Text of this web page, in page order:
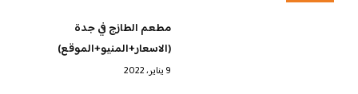
مطعم الطازج في جدة
(الاسعار+المنيو+الموقع)
9 يناير، 2022